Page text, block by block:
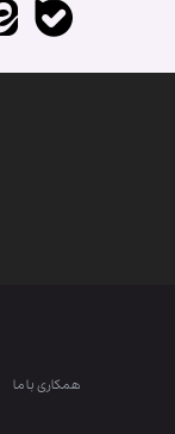
همکاری با ما